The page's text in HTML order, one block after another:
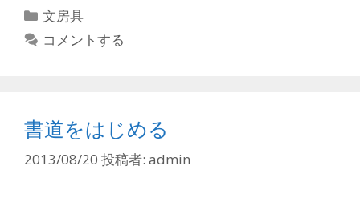
カ
テ
文房具
コメントする
書道をはじめる
2013/08/20 投稿者: admin